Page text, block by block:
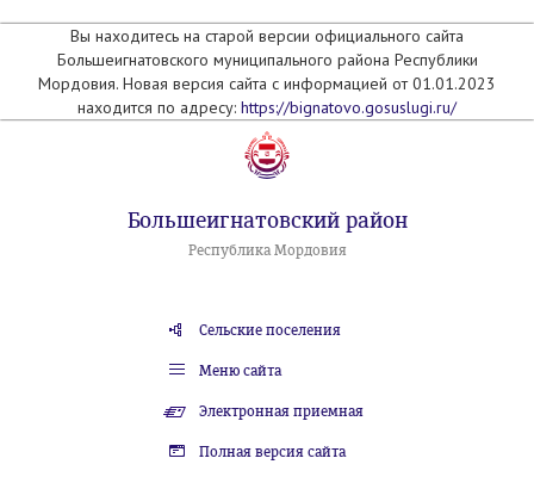
Вы находитесь на старой версии официального сайта
Большеигнатовского муниципального района Республики
Мордовия. Новая версия сайта с информацией от 01.01.2023
находится по адресу: https://bignatovo.gosuslugi.ru/
Большеигнатовский район
Республика Мордовия
Сельские поселения
Меню сайта
Электронная приемная
Полная версия сайта